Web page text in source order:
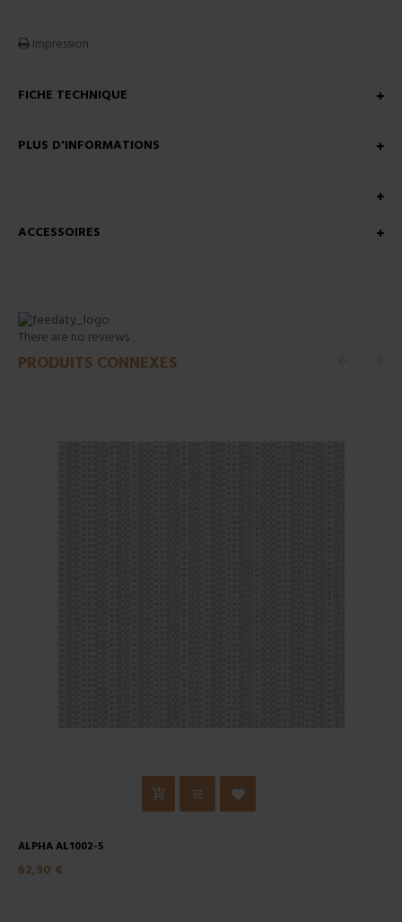
Impression
FICHE TECHNIQUE
PLUS D'INFORMATIONS
ACCESSOIRES
There are no reviews
PRODUITS CONNEXES
ALPHA AL1002-5
62,90 €